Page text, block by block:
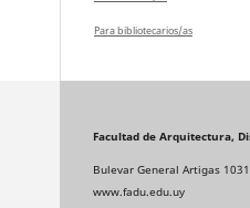
Para bibliotecarios/as
Facultad de Arquitectura,
Bulevar General Artigas
www.fadu.edu.uy